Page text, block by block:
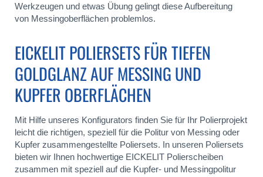
Werkzeugen und etwas Übung gelingt diese Aufbereitung
von Messingoberflächen problemlos.
EICKELIT POLIERSETS FÜR TIEFEN
GOLDGLANZ AUF MESSING UND
KUPFER OBERFLÄCHEN
Mit Hilfe unseres Konfigurators finden Sie für Ihr Polierprojekt
leicht die richtigen, speziell für die Politur von Messing oder
Kupfer zusammengestellte Poliersets. In unseren Poliersets
bieten wir Ihnen hochwertige EICKELIT Polierscheiben
zusammen mit speziell auf die Kupfer- und Messingpolitur